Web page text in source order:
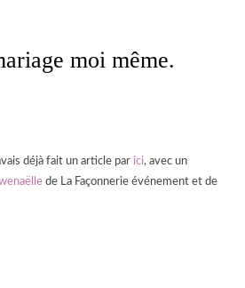
moi même.
déjà fait un article par ici, avec un
de La Façonnerie événement et de